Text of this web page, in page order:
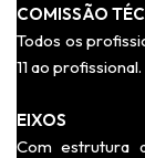
COMISSÃO
Todos os
11 ao profissional.
EIXOS
Com estrutura